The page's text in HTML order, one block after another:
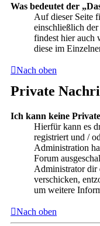
Was bedeutet der
Auf dieser Seite
einschließlich
findest hier auch
diese im
Nach oben
Private
Ich kann keine
Hierfür kann es
registriert und /
Administration
Forum
Administrator dir
verschicken,
um weitere
Nach oben